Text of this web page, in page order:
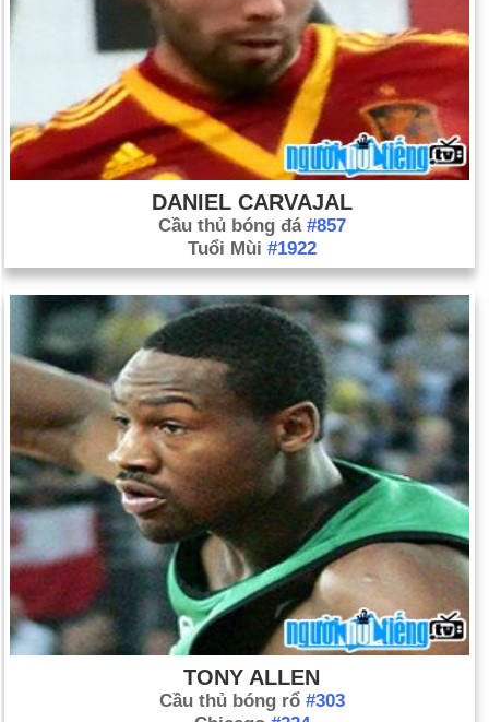
DANIEL CARVAJAL
Cầu thủ bóng đá #857
Tuổi Mùi #1922
TONY ALLEN
Cầu thủ bóng rổ #303